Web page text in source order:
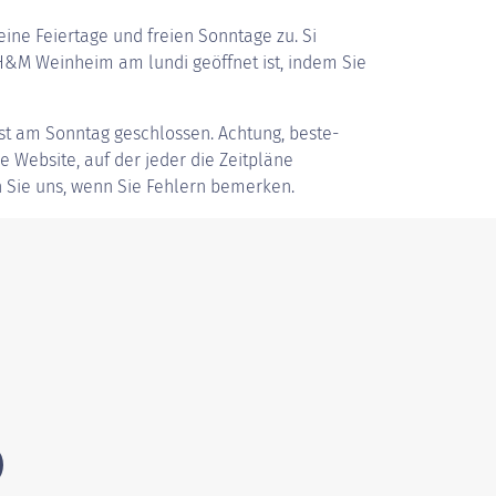
Feiertage und freien Sonntage zu. Si
Weinheim am lundi geöffnet ist, indem Sie
am Sonntag geschlossen. Achtung, beste-
Website, auf der jeder die Zeitpläne
uns, wenn Sie Fehlern bemerken.